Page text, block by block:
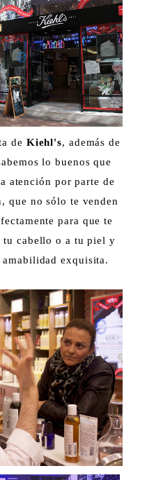
de Kiehl's, además de
lo buenos que
atención por parte de
que no sólo te venden
para que te
tu cabello o a tu piel y
exquisita.